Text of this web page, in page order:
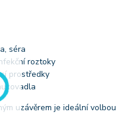
séra
roztoky
prostředky
uzávěrem je ideální volbou